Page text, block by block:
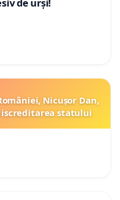
de urși!
Nicușor Dan,
statului